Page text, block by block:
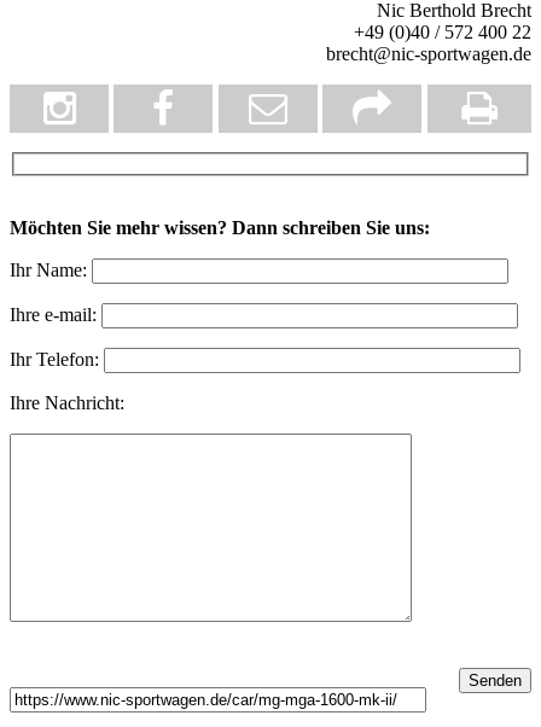
Nic Berthold Brecht
+49 (0)40 / 572 400 22
brecht@nic-sportwagen.de
Möchten Sie mehr wissen? Dann schreiben Sie uns:
Ihr Name:
Ihre e-mail:
Ihr Telefon:
Ihre Nachricht: